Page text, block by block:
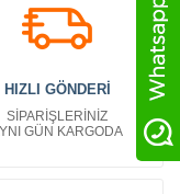
HIZLI GÖNDERİ
SİPARİŞLERİNİZ
GÜN KARGODA